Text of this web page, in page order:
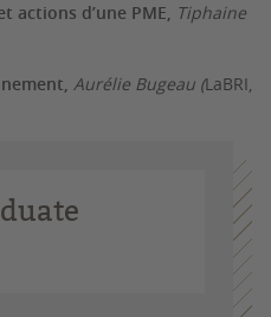
actions d’une PME, Tiphaine
Aurélie Bugeau (LaBRI,